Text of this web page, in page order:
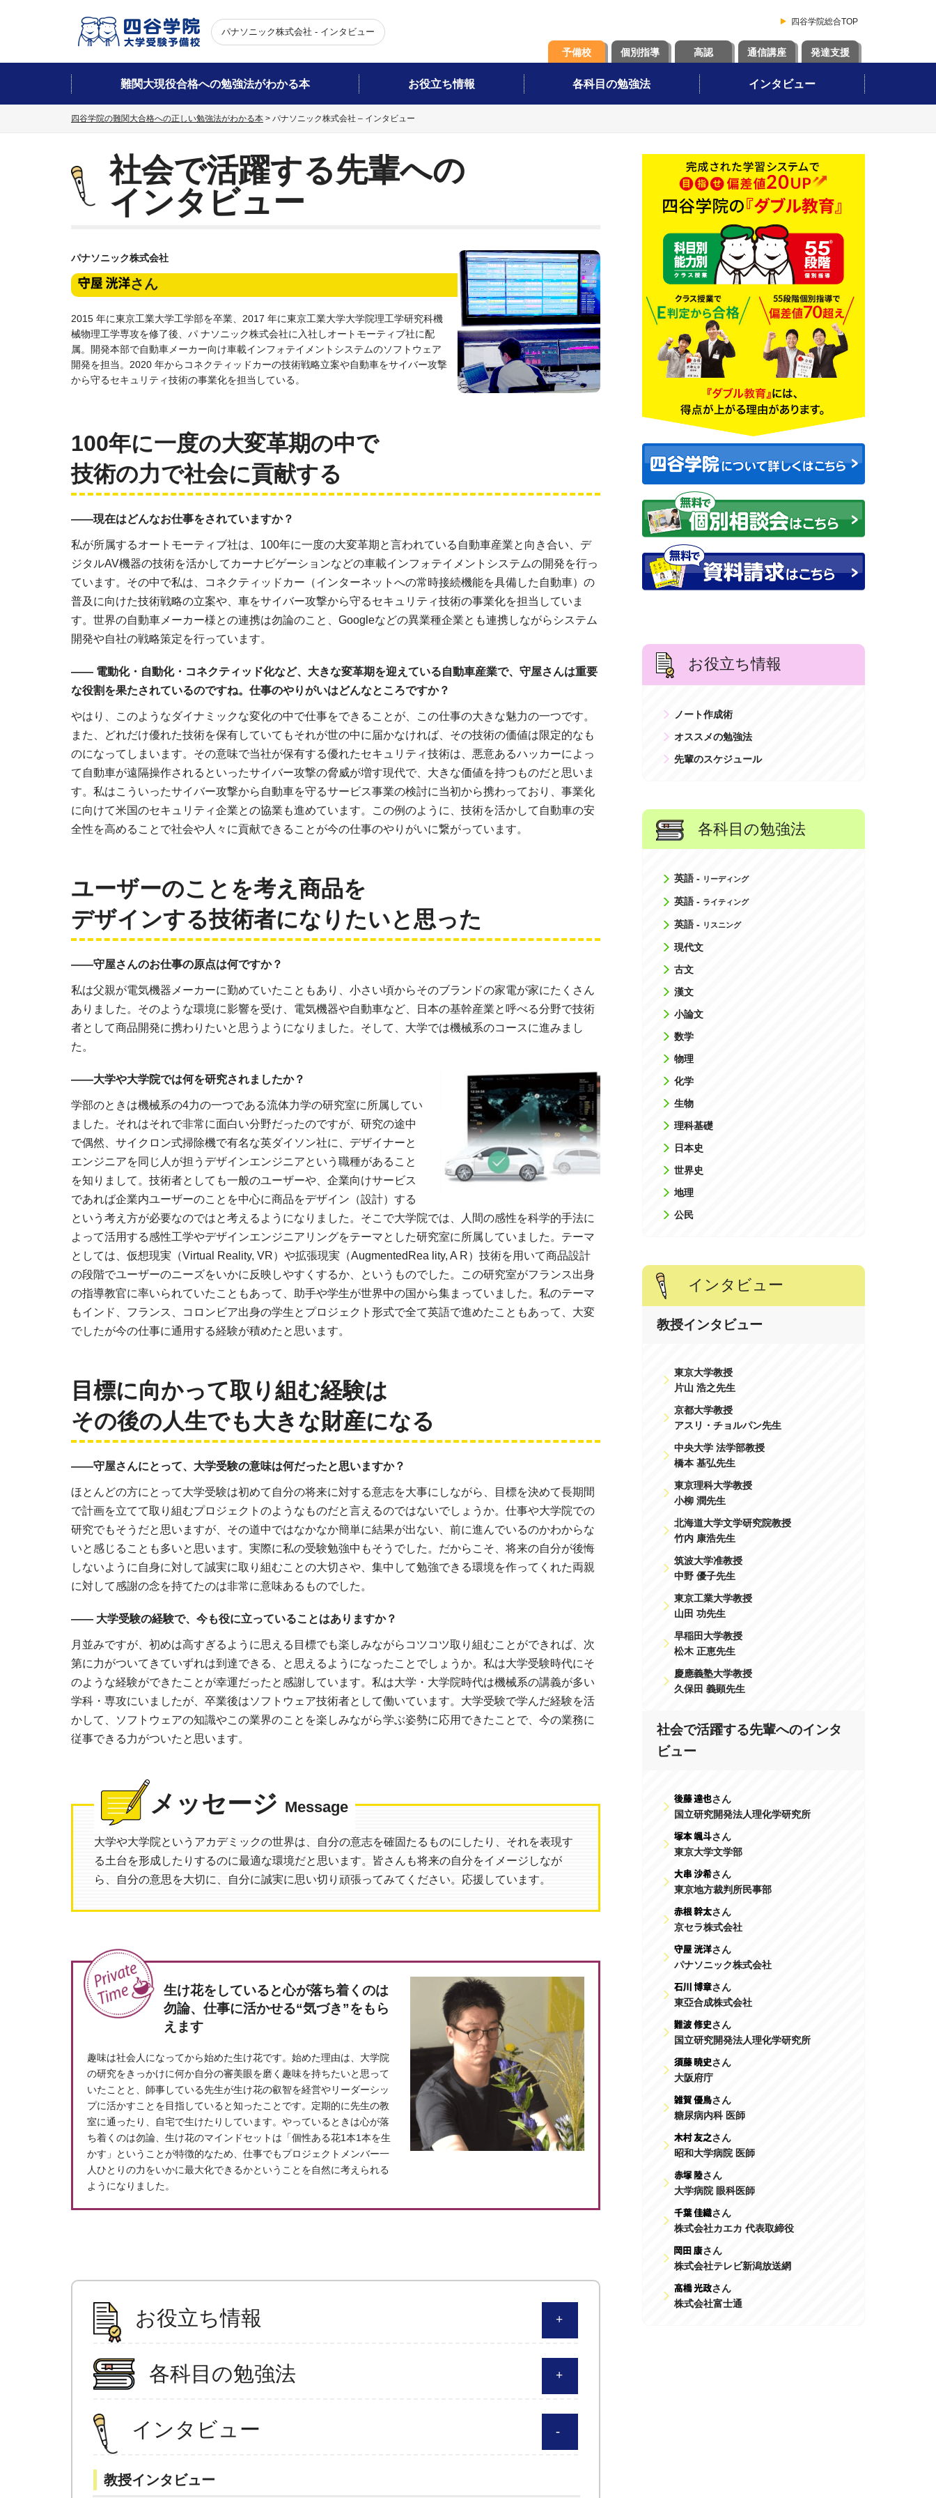
パナソニック株式会社 - インタビュー
四谷学院総合TOP
予備校 個別指導 高認 通信講座 発達支援
難関大現役合格への勉強法がわかる本 お役立ち情報 各科目の勉強法 インタビュー
四谷学院の難関大合格への正しい勉強法がわかる本 > パナソニック株式会社 – インタビュー
社会で活躍する先輩への
インタビュー
パナソニック株式会社
さん
2015 年に東京工業大学工学部を卒業、2017 年に東京工業大学大学院理工学研究科機
械物理工学専攻を修了後、パ ナソニック株式会社に入社しオートモーティブ社に配
属。開発本部で自動車メーカー向け車載インフォテイメントシステムのソフトウェア
開発を担当。2020 年からコネクティッドカーの技術戦略立案や自動車をサイバー攻撃
から守るセキュリティ技術の事業化を担当している。
100年に一度の大変革期の中で
技術の力で社会に貢献する
――現在はどんなお仕事をされていますか？
私が所属するオートモーティブ社は、100年に一度の大変革期と言われている自動車産業と向き合い、デ
ジタルAV機器の技術を活かしてカーナビゲーションなどの車載インフォテイメントシステムの開発を行っ
ています。その中で私は、コネクティッドカー（インターネットへの常時接続機能を具備した自動車）の
普及に向けた技術戦略の立案や、車をサイバー攻撃から守るセキュリティ技術の事業化を担当していま
す。世界の自動車メーカー様との連携は勿論のこと、Googleなどの異業種企業とも連携しながらシステム
開発や自社の戦略策定を行っています。
―― 電動化・自動化・コネクティッド化など、大きな変革期を迎えている自動車産業で、守屋さんは重要
な役割を果たされているのですね。仕事のやりがいはどんなところですか？
やはり、このようなダイナミックな変化の中で仕事をできることが、この仕事の大きな魅力の一つです。
また、どれだけ優れた技術を保有していてもそれが世の中に届かなければ、その技術の価値は限定的なも
のになってしまいます。その意味で当社が保有する優れたセキュリティ技術は、悪意あるハッカーによっ
て自動車が遠隔操作されるといったサイバー攻撃の脅威が増す現代で、大きな価値を持つものだと思いま
す。私はこういったサイバー攻撃から自動車を守るサービス事業の検討に当初から携わっており、事業化
に向けて米国のセキュリティ企業との協業も進めています。この例のように、技術を活かして自動車の安
全性を高めることで社会や人々に貢献できることが今の仕事のやりがいに繋がっています。
ユーザーのことを考え商品を
デザインする技術者になりたいと思った
――守屋さんのお仕事の原点は何ですか？
私は父親が電気機器メーカーに勤めていたこともあり、小さい頃からそのブランドの家電が家にたくさん
ありました。そのような環境に影響を受け、電気機器や自動車など、日本の基幹産業と呼べる分野で技術
者として商品開発に携わりたいと思うようになりました。そして、大学では機械系のコースに進みまし
た。
――大学や大学院では何を研究されましたか？
学部のときは機械系の4力の一つである流体力学の研究室に所属してい
ました。それはそれで非常に面白い分野だったのですが、研究の途中
で偶然、サイクロン式掃除機で有名な英ダイソン社に、デザイナーと
エンジニアを同じ人が担うデザインエンジニアという職種があること
を知りまして。技術者としても一般のユーザーや、企業向けサービス
であれば企業内ユーザーのことを中心に商品をデザイン（設計）する
という考え方が必要なのではと考えるようになりました。そこで大学院では、人間の感性を科学的手法に
よって活用する感性工学やデザインエンジニアリングをテーマとした研究室に所属していました。テーマ
としては、仮想現実（Virtual Reality, VR）や拡張現実（AugmentedRea lity, A R）技術を用いて商品設計
の段階でユーザーのニーズをいかに反映しやすくするか、というものでした。この研究室がフランス出身
の指導教官に率いられていたこともあって、助手や学生が世界中の国から集まっていました。私のテーマ
もインド、フランス、コロンビア出身の学生とプロジェクト形式で全て英語で進めたこともあって、大変
でしたが今の仕事に通用する経験が積めたと思います。
目標に向かって取り組む経験は
その後の人生でも大きな財産になる
――守屋さんにとって、大学受験の意味は何だったと思いますか？
ほとんどの方にとって大学受験は初めて自分の将来に対する意志を大事にしながら、目標を決めて長期間
で計画を立てて取り組むプロジェクトのようなものだと言えるのではないでしょうか。仕事や大学院での
研究でもそうだと思いますが、その道中ではなかなか簡単に結果が出ない、前に進んでいるのかわからな
いと感じることも多いと思います。実際に私の受験勉強中もそうでした。だからこそ、将来の自分が後悔
しないように自身に対して誠実に取り組むことの大切さや、集中して勉強できる環境を作ってくれた両親
に対して感謝の念を持てたのは非常に意味あるものでした。
―― 大学受験の経験で、今も役に立っていることはありますか？
月並みですが、初めは高すぎるように思える目標でも楽しみながらコツコツ取り組むことができれば、次
第に力がついてきていずれは到達できる、と思えるようになったことでしょうか。私は大学受験時代にそ
のような経験ができたことが幸運だったと感謝しています。私は大学・大学院時代は機械系の講義が多い
学科・専攻にいましたが、卒業後はソフトウェア技術者として働いています。大学受験で学んだ経験を活
かして、ソフトウェアの知識やこの業界のことを楽しみながら学ぶ姿勢に応用できたことで、今の業務に
従事できる力がついたと思います。
メッセージ Message
大学や大学院というアカデミックの世界は、自分の意志を確固たるものにしたり、それを表現す
る土台を形成したりするのに最適な環境だと思います。皆さんも将来の自分をイメージしなが
ら、自分の意思を大切に、自分に誠実に思い切り頑張ってみてください。応援しています。
生け花をしていると心が落ち着くのは
勿論、仕事に活かせる“気づき”をもら
えます
趣味は社会人になってから始めた生け花です。始めた理由は、大学院
の研究をきっかけに何か自分の審美眼を磨く趣味を持ちたいと思って
いたことと、師事している先生が生け花の叡智を経営やリーダーシッ
プに活かすことを目指していると知ったことです。定期的に先生の教
室に通ったり、自宅で生けたりしています。やっているときは心が落
ち着くのは勿論、生け花のマインドセットは「個性ある花1本1本を生
かす」ということが特徴的なため、仕事でもプロジェクトメンバー一
人ひとりの力をいかに最大化できるかということを自然に考えられる
ようになりました。
お役立ち情報
各科目の勉強法
インタビュー
教授インタビュー
お役立ち情報
ノート作成術
オススメの勉強法
先輩のスケジュール
各科目の勉強法
英語 - リーディング
英語 - ライティング
英語 - リスニング
現代文
古文
漢文
⼩論⽂
数学
物理
化学
⽣物
理科基礎
⽇本史
世界史
地理
公⺠
インタビュー
教授インタビュー
東京大学教授
片山 浩之先生
京都大学教授
アスリ・チョルパン先生
中央大学 法学部教授
橋本 基弘先生
東京理科大学教授
小柳 潤先生
北海道大学文学研究院教授
竹内 康浩先生
筑波大学准教授
中野 優子先生
東京工業大学教授
山田 功先生
早稲田大学教授
松木 正恵先生
慶應義塾大学教授
久保田 義顕先生
社会で活躍する先輩へのインタ
ビュー
さん
国立研究開発法人理化学研究所
さん
東京大学文学部
さん
東京地方裁判所民事部
さん
京セラ株式会社
さん
パナソニック株式会社
さん
東亞合成株式会社
さん
国立研究開発法人理化学研究所
さん
大阪府庁
さん
糖尿病内科 医師
さん
昭和大学病院 医師
さん
大学病院 眼科医師
さん
株式会社カエカ 代表取締役
さん
株式会社テレビ新潟放送網
さん
株式会社富士通